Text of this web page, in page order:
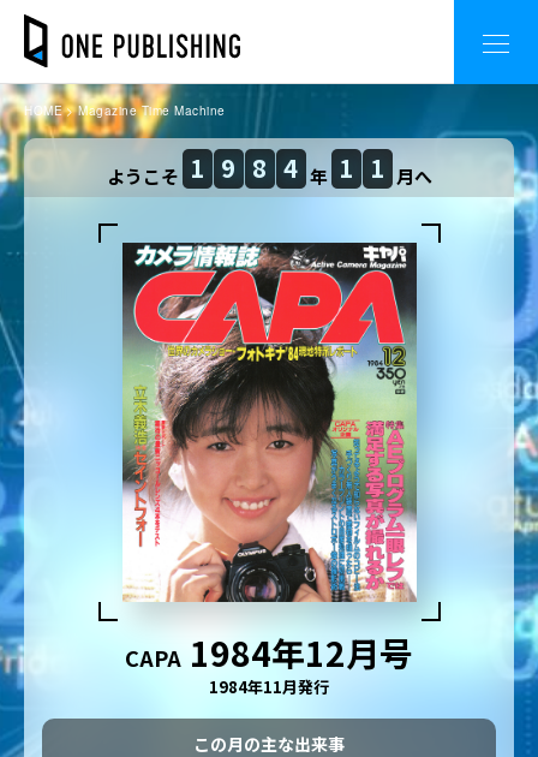
HOME Magazine Time Machine
ようこそ 1 9 8 4 年 1 1 月へ
CAPA 1984年12月号
1984年11月発行
この月の主な出来事